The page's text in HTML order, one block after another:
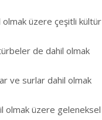
üzere çeşitli kültür
de dahil olmak
ve surlar dahil olmak
olmak üzere geleneksel